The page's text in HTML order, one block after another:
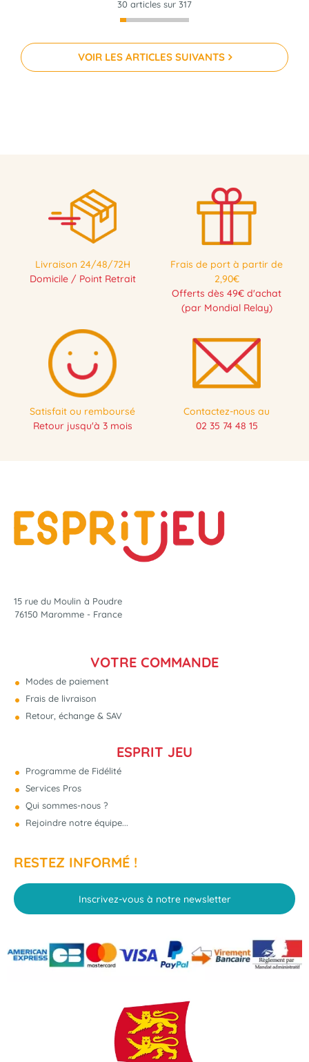
30 articles sur 317
VOIR LES ARTICLES SUIVANTS
Livraison 24/48/72H
Domicile / Point Retrait
Frais de port à partir de
2,90€
Offerts dès 49€ d'achat
(par Mondial Relay)
Satisfait ou remboursé
Retour jusqu'à 3 mois
Contactez-nous au
02 35 74 48 15
15 rue du Moulin à Poudre
76150 Maromme - France
VOTRE COMMANDE
Modes de paiement
Frais de livraison
Retour, échange & SAV
ESPRIT JEU
Programme de Fidélité
Services Pros
Qui sommes-nous ?
Rejoindre notre équipe...
RESTEZ INFORMÉ !
Inscrivez-vous à notre newsletter